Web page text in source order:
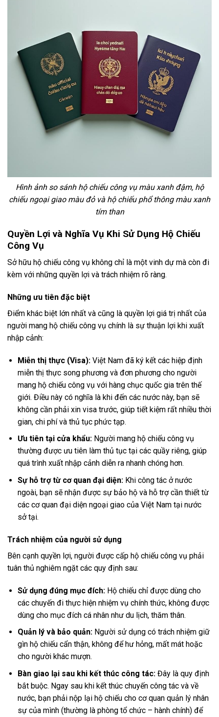
Hình ảnh so sánh hộ chiếu công vụ màu xanh đậm, hộ
chiếu ngoại giao màu đỏ và hộ chiếu phổ thông màu xanh
tím than
Quyền Lợi và Nghĩa Vụ Khi Sử Dụng Hộ Chiếu
Công Vụ
Sở hữu hộ chiếu công vụ không chỉ là một vinh dự mà còn đi
kèm với những quyền lợi và trách nhiệm rõ ràng.
Những ưu tiên đặc biệt
Điểm khác biệt lớn nhất và cũng là quyền lợi giá trị nhất của
người mang hộ chiếu công vụ chính là sự thuận lợi khi xuất
nhập cảnh:
Miễn thị thực (Visa):Việt Nam đã ký kết các hiệp định
miễn thị thực song phương và đơn phương cho người
mang hộ chiếu công vụ với hàng chục quốc gia trên thế
giới. Điều này có nghĩa là khi đến các nước này, bạn sẽ
không cần phải xin visa trước, giúp tiết kiệm rất nhiều thời
gian, chi phí và thủ tục phức tạp.
Ưu tiên tại cửa khẩu:Người mang hộ chiếu công vụ
thường được ưu tiên làm thủ tục tại các quầy riêng, giúp
quá trình xuất nhập cảnh diễn ra nhanh chóng hơn.
Sự hỗ trợ từ cơ quan đại diện:Khi công tác ở nước
ngoài, bạn sẽ nhận được sự bảo hộ và hỗ trợ cần thiết từ
các cơ quan đại diện ngoại giao của Việt Nam tại nước
sở tại.
Trách nhiệm của người sử dụng
Bên cạnh quyền lợi, người được cấp hộ chiếu công vụ phải
tuân thủ nghiêm ngặt các quy định sau:
Sử dụng đúng mục đích:Hộ chiếu chỉ được dùng cho
các chuyến đi thực hiện nhiệm vụ chính thức, không được
dùng cho mục đích cá nhân như du lịch, thăm thân.
Quản lý và bảo quản:Người sử dụng có trách nhiệm giữ
gìn hộ chiếu cẩn thận, không để hư hỏng, mất mát hoặc
cho người khác mượn.
Bàn giao lại sau khi kết thúc công tác:Đây là quy định
bắt buộc. Ngay sau khi kết thúc chuyến công tác và về
nước, bạn phải nộp lại hộ chiếu cho cơ quan quản lý nhân
sự của mình (thường là phòng tổ chức – hành chính) để